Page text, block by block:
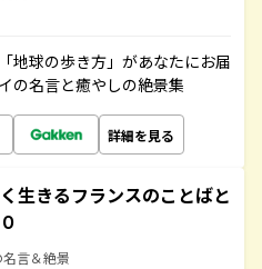
地球の歩き方」があなたにお届
の名言と癒やしの絶景集
詳細を見る
生きるフランスのことばと
名言＆絶景